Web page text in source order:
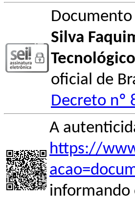
Silva
Tecnológico
oficial de
Decreto nº
A
https://